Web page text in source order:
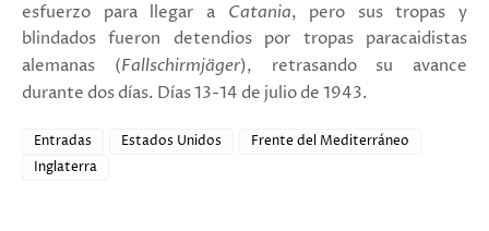
esfuerzo para llegar a Catania, pero sus tropas y
blindados fueron detendios por tropas paracaidistas
alemanas (Fallschirmjäger), retrasando su avance
durante dos días. Días 13-14 de julio de 1943.
Entradas Estados Unidos
Frente del Mediterráneo
Inglaterra